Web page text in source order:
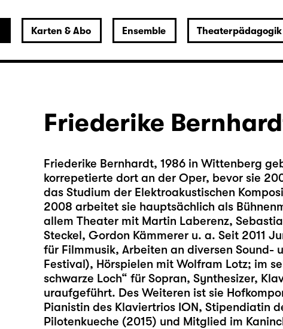
Karten & Abo Ensemble Theaterpädagogik
Friederike
Friederike Bernhardt, 1986 in Wittenberg
korrepetierte dort an der Oper, bevor sie
das Studium der Elektroakustischen
2008 arbeitet sie hauptsächlich als
allem Theater mit Martin Laberenz,
Steckel, Gordon Kämmerer u. a. Seit 2011
für Filmmusik, Arbeiten an diversen Sound-
Festival), Hörspielen mit Wolfram Lotz; im
schwarze Loch“ für Sopran, Synthesizer,
uraufgeführt. Des Weiteren ist sie
Pianistin des Klaviertrios ION, Stipendiatin
Pilotenkueche (2015) und Mitglied im